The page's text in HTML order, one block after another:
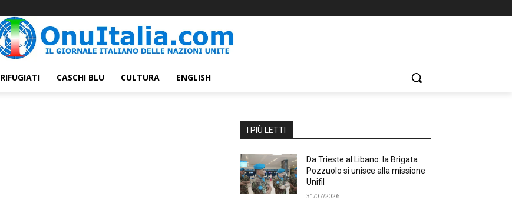
RIFUGIATI CASCHI BLU CULTURA ENGLISH
I PIÙ LETTI
Da Trieste al Libano: la Brigata
Pozzuolo si unisce alla missione
Unifil
31/07/2026